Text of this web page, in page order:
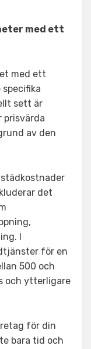
med ett
med ett
specifika
sett är
prisvärda
av den
det
I
för en
500 och
och ytterligare
för din
bara tid och